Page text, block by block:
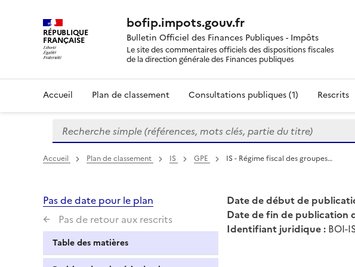
RÉPUBLIQUE
FRANÇAISE
bofip.impots.gouv.fr
Bulletin Officiel des Finances Publiques - Impôts
Le site des commentaires officiels des dispositions fiscales
de la direction générale des Finances publiques
Accueil Plan de classement Consultations publiques (1) Rescrits
Formulaire
de
recherche
Recherche simple (références, mots clés, partie du titre)
Accueil Plan de classement IS GPE IS - Régime fiscal des groupes…
Pas de date pour le plan
Pas de retour aux rescrits
Table des matières
Date de début de
Date de fin de publication
Identifiant juridique : BOI-